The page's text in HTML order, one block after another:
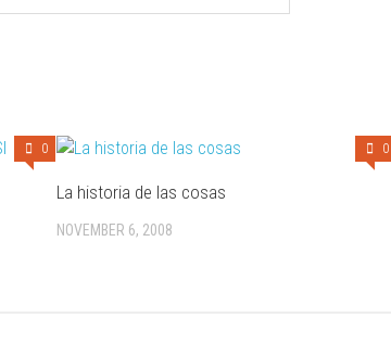
0 0
La historia de las cosas
NOVEMBER 6, 2008